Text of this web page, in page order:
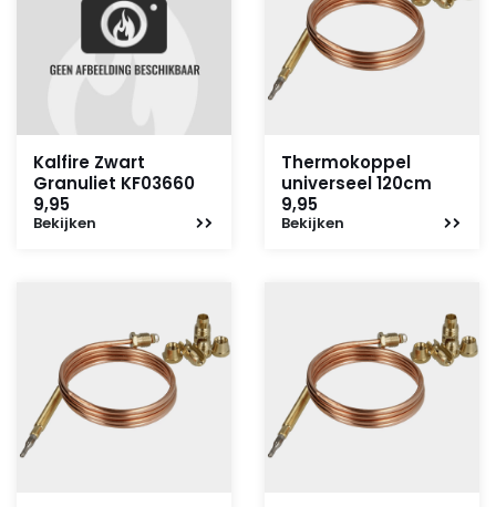
Kalfire Zwart
Granuliet KF03660
9,95
Bekijken
Thermokoppel
universeel 120cm
9,95
Bekijken